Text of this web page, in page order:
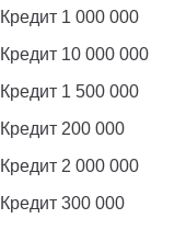
Кредит 1 000 000
Кредит 10 000 000
Кредит 1 500 000
Кредит 200 000
Кредит 2 000 000
Кредит 300 000